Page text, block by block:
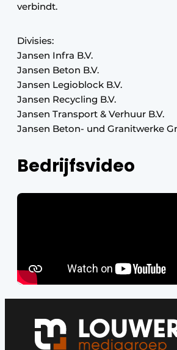
verbindt.
Divisies:
Jansen Infra B.V.
Jansen Beton B.V.
Jansen Legioblock B.V.
Jansen Recycling B.V.
Jansen Transport & Verhuur B.V.
Jansen Beton- und Granitwerke
Bedrijfsvideo